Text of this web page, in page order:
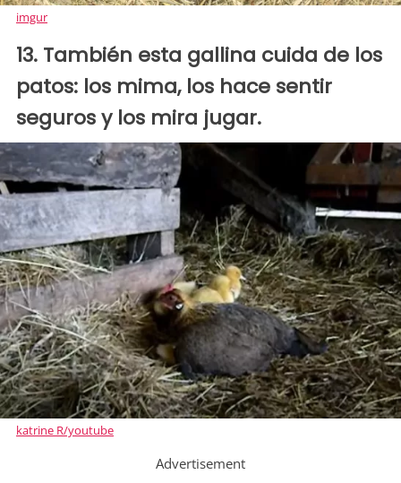
imgur
13. También esta gallina cuida de los
patos: los mima, los hace sentir
seguros y los mira jugar.
katrine R/youtube
Advertisement